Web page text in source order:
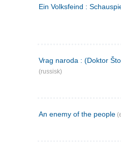
Ein Volksfeind :
Vrag naroda : (Doktor
(russisk)
An enemy of the people